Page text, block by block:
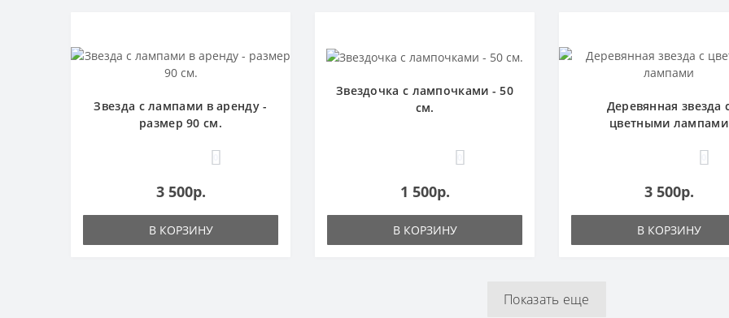
Звезда с лампами в аренду -
размер 90 см.
3 500р.
В КОРЗИНУ
Звездочка с лампочками - 50
см.
1 500р.
В КОРЗИНУ
Деревянная звезда
цветными лампами
3 500р.
В КОРЗИНУ
Показать еще